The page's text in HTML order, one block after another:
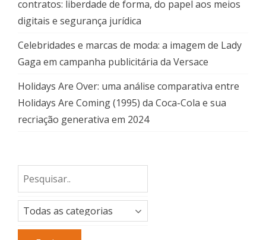
contratos: liberdade de forma, do papel aos meios
digitais e segurança jurídica
Celebridades e marcas de moda: a imagem de Lady
Gaga em campanha publicitária da Versace
Holidays Are Over: uma análise comparativa entre
Holidays Are Coming (1995) da Coca-Cola e sua
recriação generativa em 2024